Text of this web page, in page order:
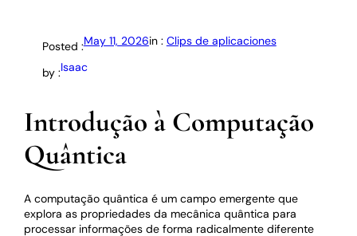
Posted :May 11, 2026in : Clips de aplicaciones
by :Isaac
Introdução à Computação
Quântica
A computação quântica é um campo emergente que
explora as propriedades da mecânica quântica para
processar informações de forma radicalmente diferente